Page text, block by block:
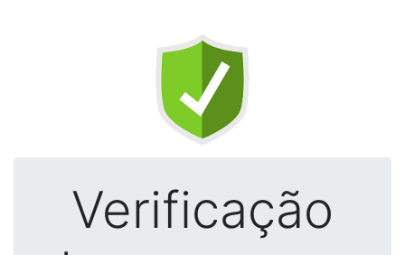
Verificação